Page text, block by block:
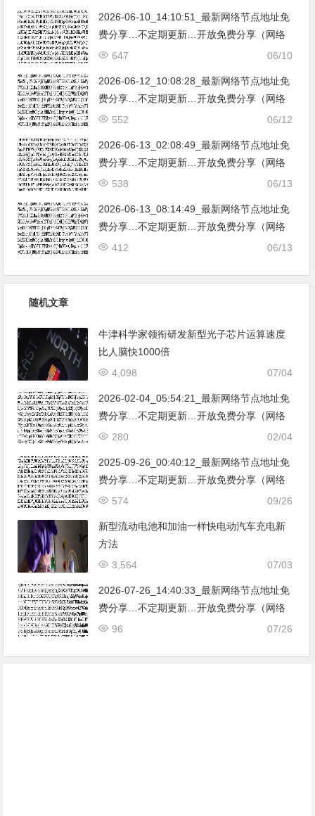
2026-06-10_14:10:51_最新网络节点地址免
费分享…不定期更新…开放免费分享（网络
免费节点香港|日本|韩国|新加坡|台湾|马来西
06/10
647
2026-06-12_10:08:28_最新网络节点地址免
费分享…不定期更新…开放免费分享（网络
免费节点香港|日本|韩国|新加坡|台湾|马来西
06/12
552
2026-06-13_02:08:49_最新网络节点地址免
费分享…不定期更新…开放免费分享（网络
免费节点香港|日本|韩国|新加坡|台湾|马来西
06/13
538
2026-06-13_08:14:49_最新网络节点地址免
费分享…不定期更新…开放免费分享（网络
免费节点香港|日本|韩国|新加坡|台湾|马来西
06/13
412
随机文章
牛津科学家领衔研发新型光子芯片运算速度
比人脑快1000倍
07/04
4,098
2026-02-04_05:54:21_最新网络节点地址免
费分享…不定期更新…开放免费分享（网络
免费节点香港|日本|韩国|新加坡|台湾|马来西
02/04
280
2025-09-26_00:40:12_最新网络节点地址免
费分享…不定期更新…开放免费分享（网络
免费节点香港|日本|韩国|新加坡|台湾|马来西
09/26
574
新型流动电池和加油一样快电动汽车充电新
方法
07/03
3,564
2026-07-26_14:40:33_最新网络节点地址免
费分享…不定期更新…开放免费分享（网络
免费节点香港|日本|韩国|新加坡|台湾|马来西
07/26
96